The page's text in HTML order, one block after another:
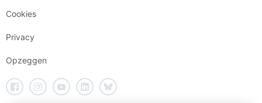
Cookies
Privacy
Opzeggen